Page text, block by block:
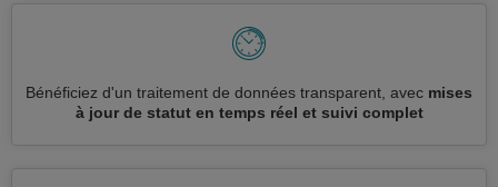
Bénéficiez d'un traitement de données transparent, avec mises
à jour de statut en temps réel et suivi complet